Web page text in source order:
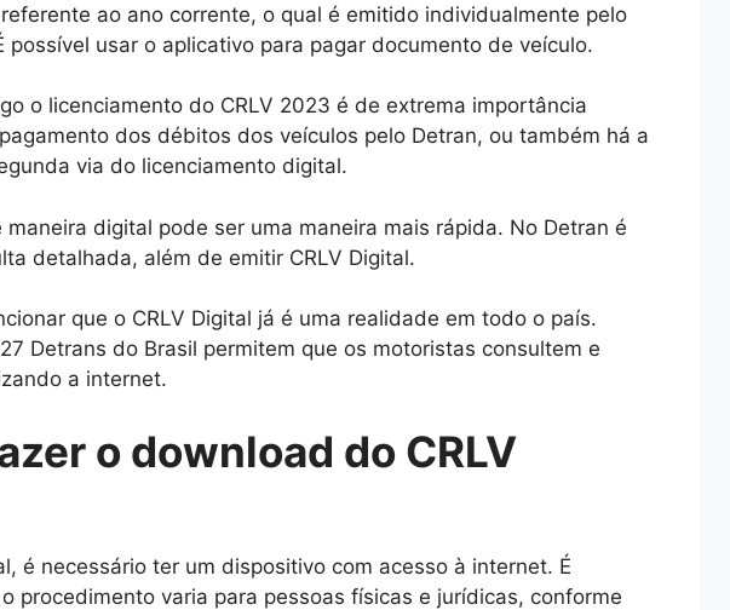
ao ano corrente, o qual é emitido individualmente pelo
possível usar o aplicativo para pagar documento de veículo.
o licenciamento do CRLV 2023 é de extrema importância
dos débitos dos veículos pelo Detran, ou também há a
via do licenciamento digital.
digital pode ser uma maneira mais rápida. No Detran é
detalhada, além de emitir CRLV Digital.
que o CRLV Digital já é uma realidade em todo o país.
Detrans do Brasil permitem que os motoristas consultem e
a internet.
o download do CRLV
é necessário ter um dispositivo com acesso à internet. É
procedimento varia para pessoas físicas e jurídicas, conforme